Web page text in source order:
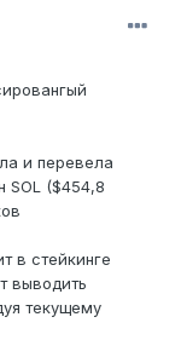
и перевела
SOL ($454,8
в стейкинге
выводить
текущему